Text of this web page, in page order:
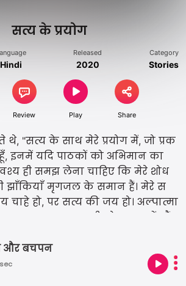
सत्य के प्रयोग
Hindi
Released
2020
Category
Stories
Review Play Share
थे, "सत्य के साथ मेरे प्रयोग में, जो प्रक
इनमें यदि पाठकों को अभिमान का
ही समझ लेना चाहिए कि मेरे शोध
झाँकियाँ मृगजल के समान हैं। मेरे स
चाहे हो, पर सत्य की जय हो। अल्पात्मा
सत्य का गज कभी छोटा न करें। मैं
सिर्फ यह चाहता हूँ कि उनमें बताए गए
रूप मानकर सब अपने-अपने प्रयोग य
करें। मुझे विश्‍वास है कि इस
और बचपन